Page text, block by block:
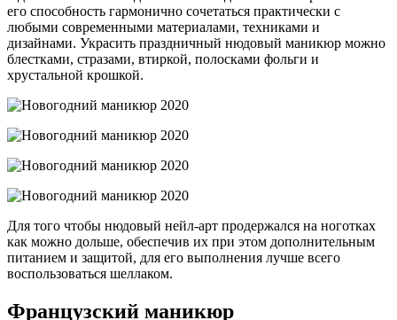
его способность гармонично сочетаться практически с
любыми современными материалами, техниками и
дизайнами. Украсить праздничный нюдовый маникюр можно
блестками, стразами, втиркой, полосками фольги и
хрустальной крошкой.
Для того чтобы нюдовый нейл-арт продержался на ноготках
как можно дольше, обеспечив их при этом дополнительным
питанием и защитой, для его выполнения лучше всего
воспользоваться шеллаком.
Французский маникюр